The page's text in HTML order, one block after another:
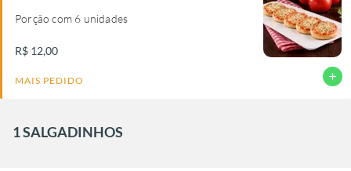
Porção com 6 unidades
R$ 12,00
add
MAIS PEDIDO
1 SALGADINHOS